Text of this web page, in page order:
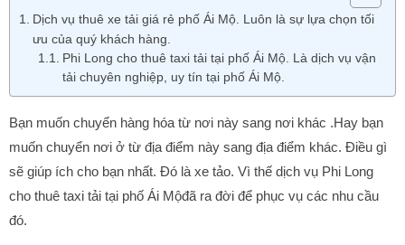
Dịch vụ thuê xe tải giá rẻ phố Ái Mộ. Luôn là sự lựa chọn tối
ưu của quý khách hàng.
Phi Long cho thuê taxi tải tại phố Ái Mộ. Là dịch vụ vận
tải chuyên nghiệp, uy tín tại phố Ái Mộ.
Bạn muốn chuyển hàng hóa từ nơi này sang nơi khác .Hay bạn
muốn chuyển nơi ở từ địa điểm này sang địa điểm khác. Điều gì
sẽ giúp ích cho bạn nhất. Đó là xe tảo. Vì thế dịch vụ Phi Long
cho thuê taxi tải tại phố Ái Mộđã ra đời để phục vụ các nhu cầu
đó.